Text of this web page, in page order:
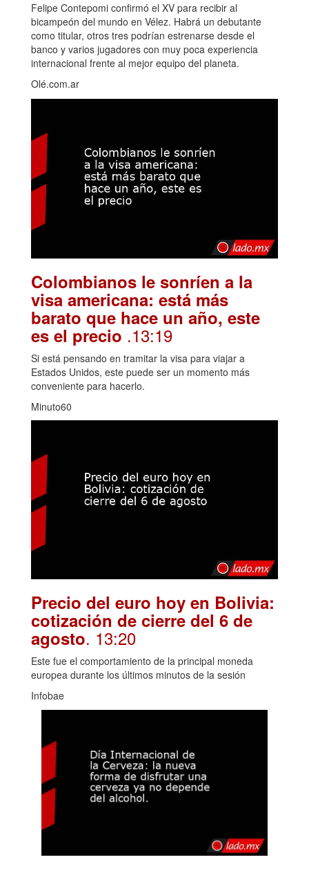
Felipe Contepomi confirmó el XV para recibir al
bicampeón del mundo en Vélez. Habrá un debutante
como titular, otros tres podrían estrenarse desde el
banco y varios jugadores con muy poca experiencia
internacional frente al mejor equipo del planeta.
Olé.com.ar
Colombianos le sonríen a la
visa americana: está más
barato que hace un año, este
es el precio .13:19
Si está pensando en tramitar la visa para viajar a
Estados Unidos, este puede ser un momento más
conveniente para hacerlo.
Minuto60
Precio del euro hoy en Bolivia:
cotización de cierre del 6 de
agosto. 13:20
Este fue el comportamiento de la principal moneda
europea durante los últimos minutos de la sesión
Infobae